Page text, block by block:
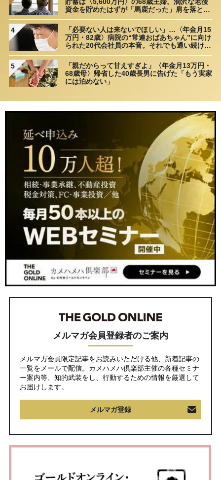
資金を貯めたはずが「馬鹿だった」肩を落とす
4
「必要ない人は来ないでほしい」…〈年金月15
万円・82歳〉病院の“常連おばあちゃん”に向け
られた20代会社員の本音。それでも通い続ける
5
「親だからって甘えすぎよ」〈年金月13万円・
68歳母〉帰省した40歳長男に告げた「もう実家
には泊めない」
メルマガ会員登録者のご案内
メルマガ会員限定記事をお読みいただける他、新着記事の
一覧をメールで配信。カメハメハ倶楽部主催の各種セミナ
ー案内等、知的武装をし、行動するための情報を厳選して
お届けします。
メルマガ登録